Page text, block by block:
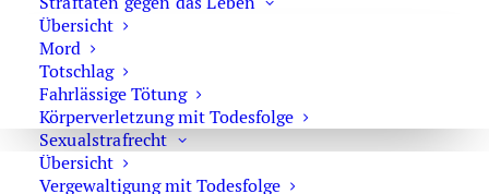
Übersicht
Mord
Totschlag
Fahrlässige Tötung
Körperverletzung mit Todesfolge
Sexualstrafrecht
Übersicht
Vergewaltigung mit Todesfolge
Zwangsprostitution & Zwangsarbeit